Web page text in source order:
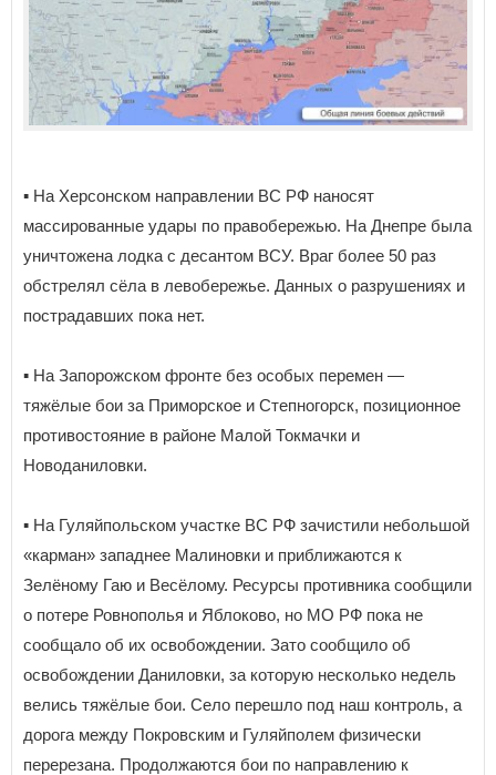
▪️ На Херсонском направлении ВС РФ наносят
массированные удары по правобережью. На Днепре была
уничтожена лодка с десантом ВСУ. Враг более 50 раз
обстрелял сёла в левобережье. Данных о разрушениях и
пострадавших пока нет.
▪️ На Запорожском фронте без особых перемен —
тяжёлые бои за Приморское и Степногорск, позиционное
противостояние в районе Малой Токмачки и
Новоданиловки.
▪️ На Гуляйпольском участке ВС РФ зачистили небольшой
«карман» западнее Малиновки и приближаются к
Зелёному Гаю и Весёлому. Ресурсы противника сообщили
о потере Ровнополья и Яблоково, но МО РФ пока не
сообщало об их освобождении. Зато сообщило об
освобождении Даниловки, за которую несколько недель
велись тяжёлые бои. Село перешло под наш контроль, а
дорога между Покровским и Гуляйполем физически
перерезана. Продолжаются бои по направлению к